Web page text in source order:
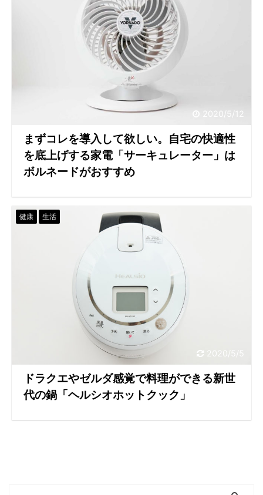
2020/5/12
まずコレを導入して欲しい。自宅の快適性
を底上げする家電「サーキュレーター」は
ボルネードがおすすめ
2020/5/5
健康 生活
ドラクエやゼルダ感覚で料理ができる新世
代の鍋「ヘルシオホットクック」